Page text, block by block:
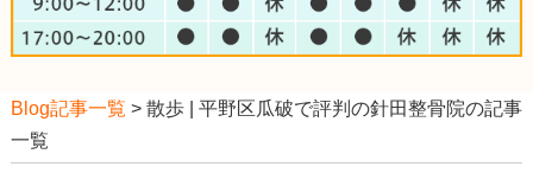
Blog記事一覧 > 散歩 | 平野区瓜破で評判の針田整骨院の記事
一覧